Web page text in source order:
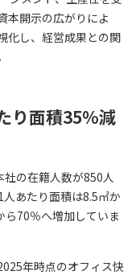
本開示の広がりによ
化し、経営成果との関
り面積35％減
の在籍人数が850人
あたり面積は8.5㎡か
ら70％へ増加していま
年時点のオフィス快